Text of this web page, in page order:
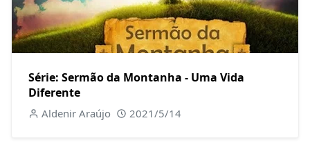
Série: Sermão da Montanha - Uma Vida
Diferente
Aldenir Araújo 2021/5/14